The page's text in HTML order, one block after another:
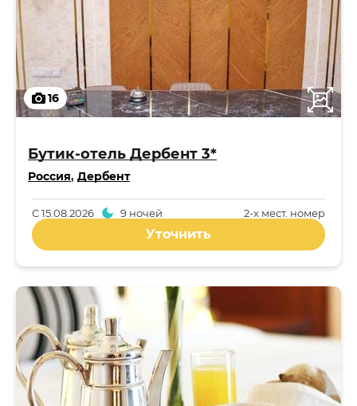
16
Бутик-отель Дербент 3*
Россия, Дербент
2-x мест. номер
С15.08.2026 9 ночей
Уточнить